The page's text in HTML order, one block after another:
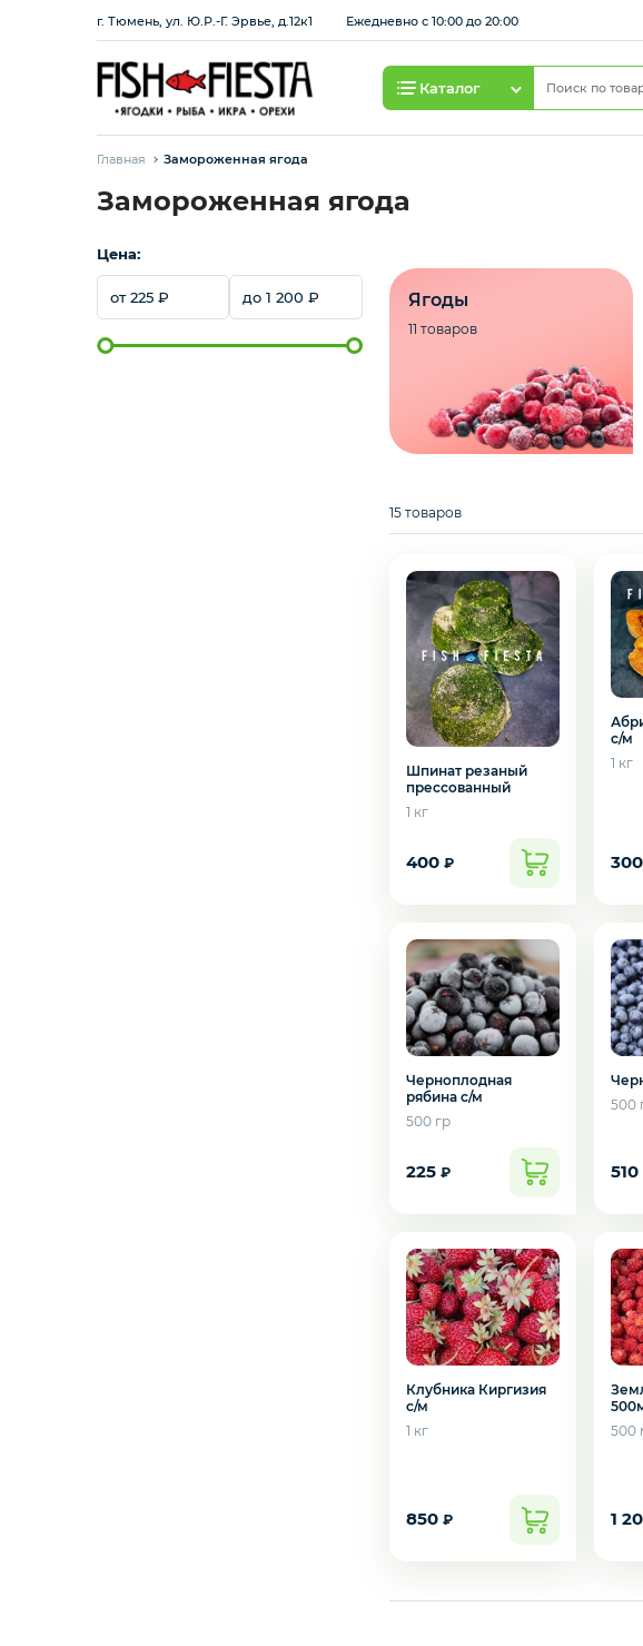
г. Тюмень, ул. Ю.Р.-Г. Эрвье, д.12к1 Ежедневно с 10:00 до 20:00
Каталог
Березовские полуфабрикаты
Главная Замороженная ягода
Замороженная ягода
Цена:
225 1 200 Ягоды
11 товаров
15 товаров
Шпинат резаный
прессованный
1 кг
400 ₽
с/м
1 кг
300
Черноплодная
рябина с/м
500 гр
225 ₽
500
510
Клубника Киргизия
с/м
1 кг
850 ₽
500
1